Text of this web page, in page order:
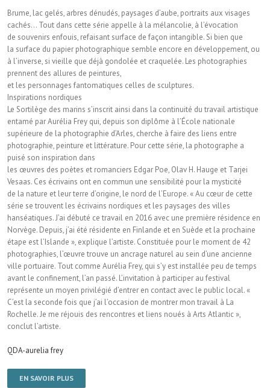
Brume, lac gelés, arbres dénudés, paysages d’aube, portraits aux visages
cachés… Tout dans cette série appelle à la mélancolie, à l’évocation
de souvenirs enfouis, refaisant surface de façon intangible. Si bien que
la surface du papier photographique semble encore en développement, ou
à l’inverse, si vieille que déjà gondolée et craquelée. Les photographies
prennent des allures de peintures,
et les personnages fantomatiques celles de sculptures.
Inspirations nordiques
Le Sortilège des marins s’inscrit ainsi dans la continuité du travail artistique
entamé par Aurélia Frey qui, depuis son diplôme à l’École nationale
supérieure de la photographie d’Arles, cherche à faire des liens entre
photographie, peinture et littérature. Pour cette série, la photographe a
puisé son inspiration dans
les œuvres des poètes et romanciers Edgar Poe, Olav H. Hauge et Tarjei
Vesaas. Ces écrivains ont en commun une sensibilité pour la mysticité
de la nature et leur terre d’origine, le nord de l’Europe. « Au cœur de cette
série se trouvent les écrivains nordiques et les paysages des villes
hanséatiques. J’ai débuté ce travail en 2016 avec une première résidence en
Norvège. Depuis, j’ai été résidente en Finlande et en Suède et la prochaine
étape est l’Islande », explique l’artiste. Constituée pour le moment de 42
photographies, l’œuvre trouve un ancrage naturel au sein d’une ancienne
ville portuaire. Tout comme Aurélia Frey, qui s’y est installée peu de temps
avant le confinement, l’an passé. L’invitation à participer au festival
représente un moyen privilégié d’entrer en contact avec le public local. «
C’est la seconde fois que j’ai l’occasion de montrer mon travail à La
Rochelle. Je me réjouis des rencontres et liens noués à Arts Atlantic »,
conclut l’artiste.
QDA-aurelia frey
EN SAVOIR PLUS